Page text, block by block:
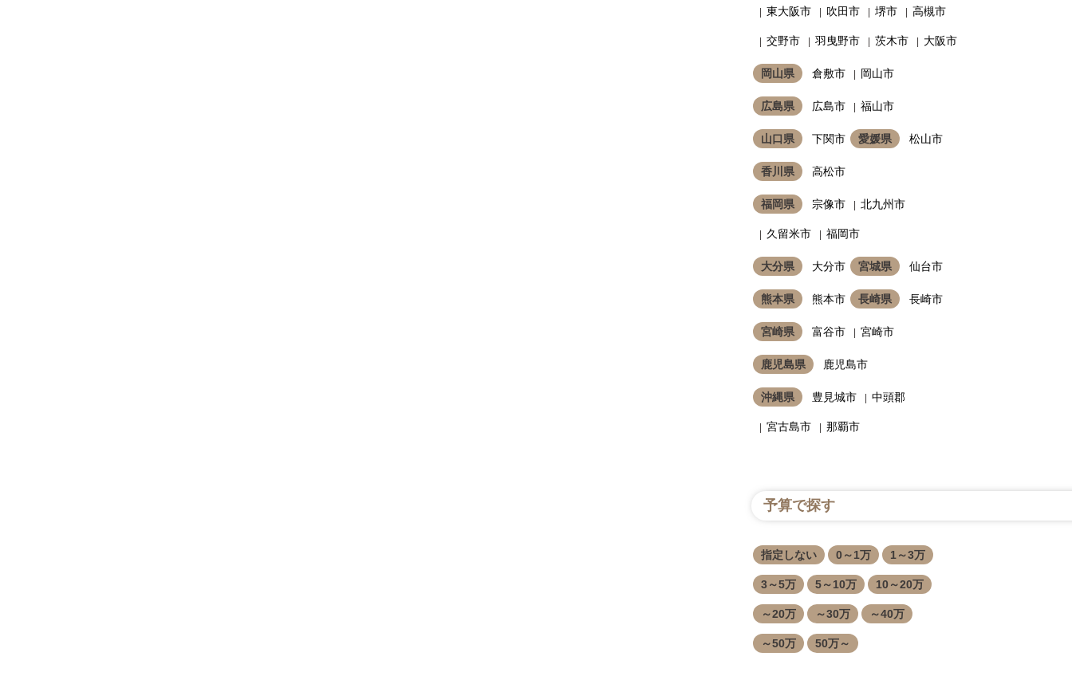
東大阪市 吹田市 堺市 高槻市
交野市 羽曳野市 茨木市 大阪市
岡山県 倉敷市 岡山市
広島県 広島市 福山市
山口県 下関市 愛媛県 松山市
香川県 高松市
福岡県 宗像市 北九州市
久留米市 福岡市
大分県 大分市 宮城県 仙台市
熊本県 熊本市 長崎県 長崎市
宮崎県 富谷市 宮崎市
鹿児島県 鹿児島市
沖縄県 豊見城市 中頭郡
宮古島市 那覇市
予算で探す
指定しない 0～1万 1～3万
3～5万 5～10万 10～20万
～20万 ～30万 ～40万
～50万 50万～